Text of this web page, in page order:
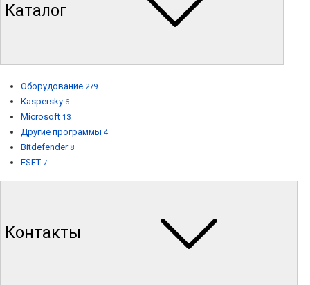
Каталог
Оборудование 279
Kaspersky 6
Microsoft 13
Другие программы 4
Bitdefender 8
ESET 7
Контакты